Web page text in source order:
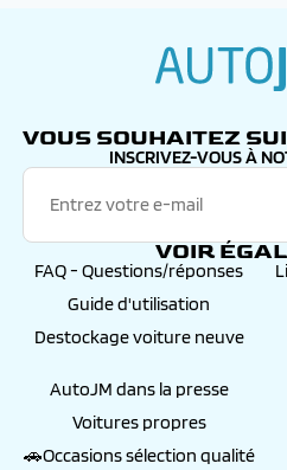
VOUS SOUHAITEZ
INSCRIVEZ-VOUS À
VOIR
FAQ - Questions/réponses
Guide d'utilisation
Destockage voiture neuve
AutoJM dans la presse
Voitures propres
🚗Occasions sélection qualité